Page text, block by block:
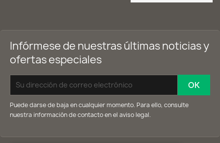
Infórmese de nuestras últimas noticias y
ofertas especiales
Puede darse de baja en cualquier momento. Para ello, consulte
nuestra información de contacto en el aviso legal.